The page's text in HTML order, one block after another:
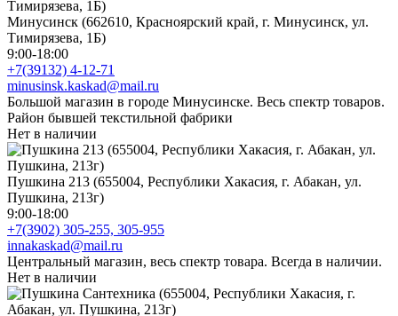
Минусинск (662610, Красноярский край, г. Минусинск, ул.
Тимирязева, 1Б)
9:00-18:00
+7(39132) 4-12-71
minusinsk.kaskad@mail.ru
Большой магазин в городе Минусинске. Весь спектр товаров.
Район бывшей текстильной фабрики
Нет в наличии
Пушкина 213 (655004, Республики Хакасия, г. Абакан, ул.
Пушкина, 213г)
9:00-18:00
+7(3902) 305-255, 305-955
innakaskad@mail.ru
Центральный магазин, весь спектр товара. Всегда в наличии.
Нет в наличии